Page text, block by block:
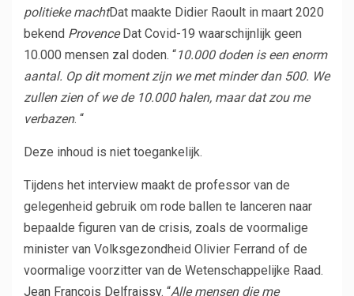
politieke machtDat maakte Didier Raoult in maart 2020
bekend ProvenceDat Covid-19 waarschijnlijk geen
10.000 mensen zal doden. “10.000 doden is een enorm
aantal. Op dit moment zijn we met minder dan 500. We
zullen zien of we de 10.000 halen, maar dat zou me
verbazen. “
Deze inhoud is niet toegankelijk.
Tijdens het interview maakt de professor van de
gelegenheid gebruik om rode ballen te lanceren naar
bepaalde figuren van de crisis, zoals de voormalige
minister van Volksgezondheid Olivier Ferrand of de
voormalige voorzitter van de Wetenschappelijke Raad.
Jean François Delfraissy. “Alle mensen die me